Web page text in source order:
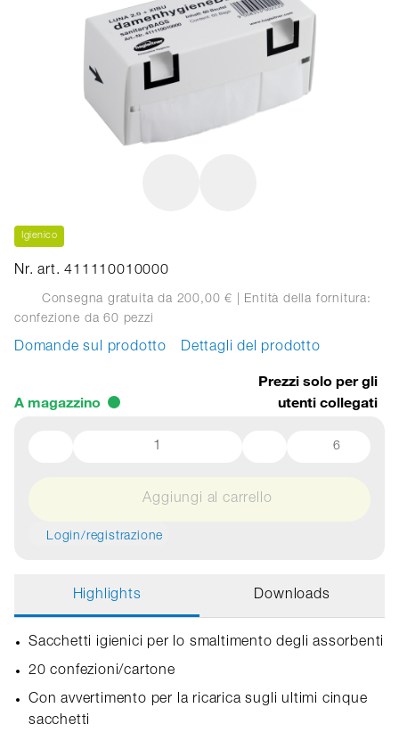
Igienico
Nr. art. 411110010000
Consegna gratuita da 200,00 € | Entità della fornitura:
confezione da 60 pezzi
Domande sul prodotto Dettagli del prodotto
A magazzino
Prezzi solo per gli
utenti collegati
6
Aggiungi al carrello
Login/registrazione
Highlights Downloads
Sacchetti igienici per lo smaltimento degli assorbenti
20 confezioni/cartone
Con avvertimento per la ricarica sugli ultimi cinque
sacchetti